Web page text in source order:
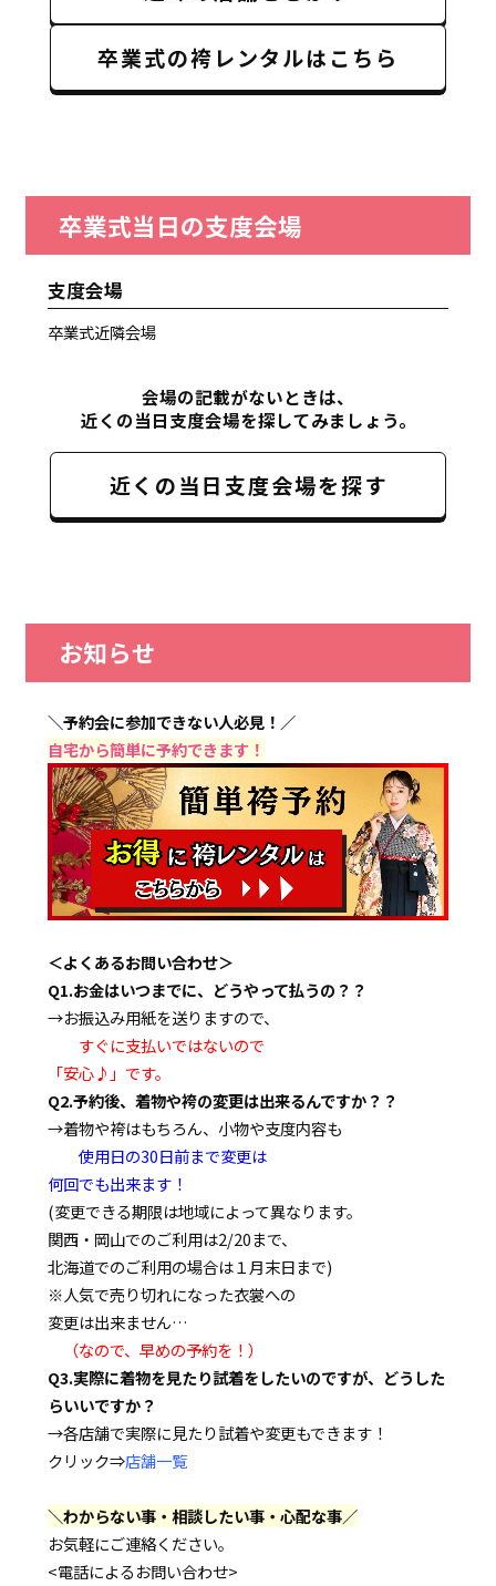
卒業式の袴レンタルはこちら
卒業式当日の支度会場
支度会場
卒業式近隣会場
会場の記載がないときは、
近くの当日支度会場を探してみましょう。
近くの当日支度会場を探す
お知らせ
＼予約会に参加できない人必見！／
自宅から簡単に予約できます！
＜よくあるお問い合わせ＞
Q1.お金はいつまでに、どうやって払うの？？
→お振込み用紙を送りますので、
すぐに支払いではないので
「安心♪」です。
Q2.予約後、着物や袴の変更は出来るんですか？？
→着物や袴はもちろん、小物や支度内容も
使用日の30日前まで変更は
何回でも出来ます！
(変更できる期限は地域によって異なります。
関西・岡山でのご利用は2/20まで、
北海道でのご利用の場合は１月末日まで)
※人気で売り切れになった衣裳への
変更は出来ません…
（なので、早めの予約を！）
Q3.実際に着物を見たり試着をしたいのですが、どうした
らいいですか？
→各店舗で実際に見たり試着や変更もできます！
クリック⇒店舗一覧
＼わからない事・相談したい事・心配な事／
お気軽にご連絡ください。
<電話によるお問い合わせ>